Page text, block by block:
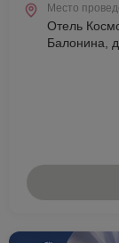
Место
Отель
Балонина,